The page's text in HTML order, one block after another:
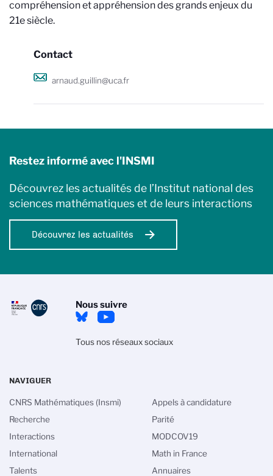
compréhension et appréhension des grands enjeux du
21e siècle.
Contact
arnaud.guillin@uca.fr
Restez informé avec l'INSMI
Découvrez les actualités de l’Institut national des
sciences mathématiques et de leurs interactions
Découvrez les actualités
Nous suivre
Tous nos réseaux sociaux
NAVIGUER
CNRS Mathématiques (Insmi)
Recherche
Interactions
International
Talents
Appels à candidature
Parité
MODCOV19
Math in France
Annuaires